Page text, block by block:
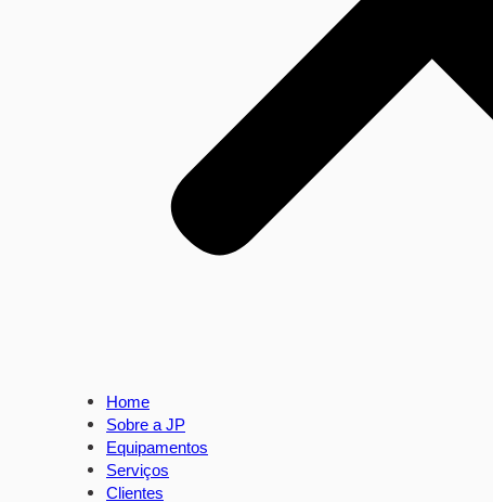
Home
Sobre a JP
Equipamentos
Serviços
Clientes